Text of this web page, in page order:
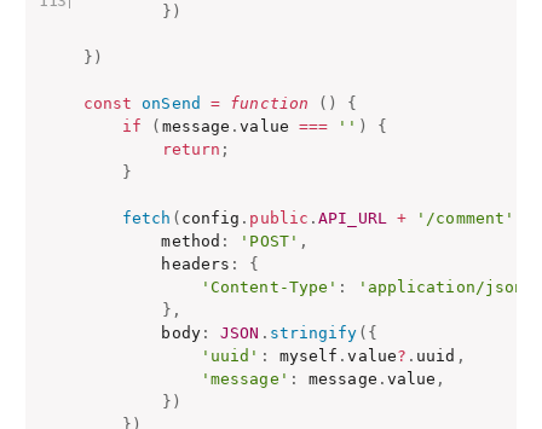
} )
} )
const onSend = function ( )
{
if
( message .value === '' )
{
return ;
}
fetch ( config . public .API_URL + '/comment'
        method
: 'POST' ,
        headers
:
{
'Content-Type' :
'application/json'
} ,
        body
: JSON . stringify ( {
'uuid' : myself .value? . uuid ,
'message' : message . value ,
} )
} )